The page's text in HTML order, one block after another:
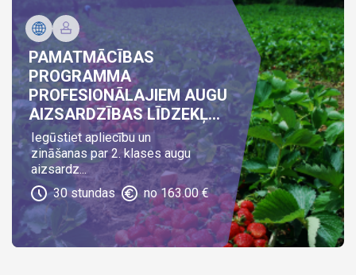
PAMATMĀCĪBAS
PROGRAMMA
PROFESIONĀLAJIEM AUGU
AIZSARDZĪBAS LĪDZEKĻ...
Iegūstiet apliecību un
zināšanas par 2. klases augu
aizsardz...
30 stundas no163.00€